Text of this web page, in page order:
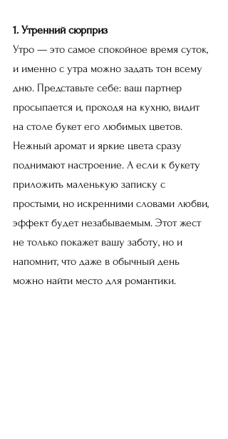
1. Утренний сюрприз
Утро — это самое спокойное время суток,
и именно с утра можно задать тон всему
дню. Представьте себе: ваш партнер
просыпается и, проходя на кухню, видит
на столе букет его любимых цветов.
Нежный аромат и яркие цвета сразу
поднимают настроение. А если к букету
приложить маленькую записку с
простыми, но искренними словами любви,
эффект будет незабываемым. Этот жест
не только покажет вашу заботу, но и
напомнит, что даже в обычный день
можно найти место для романтики.